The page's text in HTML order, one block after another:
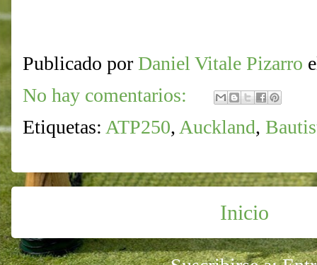
Publicado por Daniel Vitale Pizarro
No hay comentarios:
Etiquetas: ATP250, Auckland,
Inicio